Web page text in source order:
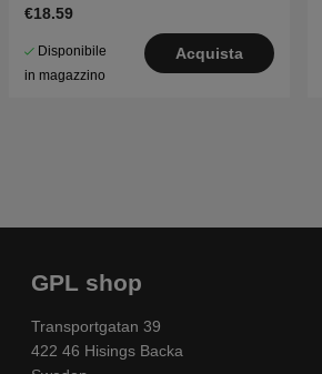
€18.59
Disponibile
in magazzino
Acquista
GPL shop
Transportgatan 39
422 46 Hisings Backa